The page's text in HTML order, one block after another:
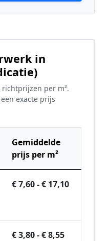
in
per m².
exacte prijs
Gemiddelde
prijs per m²
€ 7,60 - € 17,10
€ 3,80 - € 8,55